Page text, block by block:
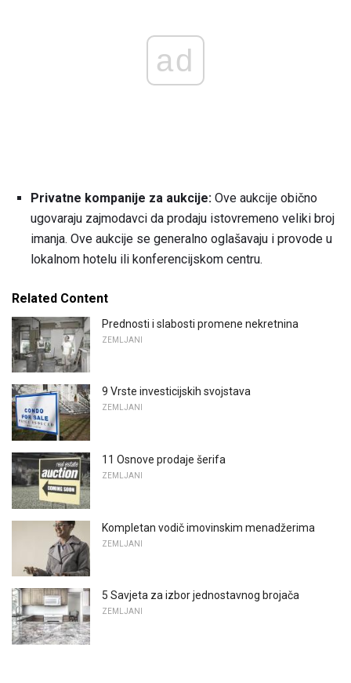
ad
Privatne kompanije za aukcije: Ove aukcije obično
ugovaraju zajmodavci da prodaju istovremeno veliki broj
imanja. Ove aukcije se generalno oglašavaju i provode u
lokalnom hotelu ili konferencijskom centru.
Related Content
Prednosti i slabosti promene nekretnina
ZEMLJANI
9 Vrste investicijskih svojstava
ZEMLJANI
11 Osnove prodaje šerifa
ZEMLJANI
Kompletan vodič imovinskim menadžerima
ZEMLJANI
5 Savjeta za izbor jednostavnog brojača
ZEMLJANI